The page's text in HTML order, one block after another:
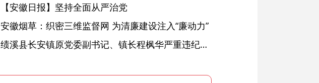
【安徽日报】坚持全面从严治党
安徽烟草：织密三维监督网 为清廉建设注入“廉动力”
绩溪县长安镇原党委副书记、镇长程枫华严重违纪违法被开除党籍和公职